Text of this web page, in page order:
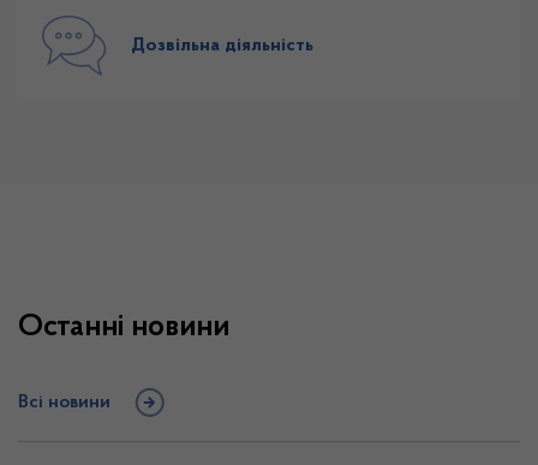
Дозвільна діяльність
Останні новини
Всі новини